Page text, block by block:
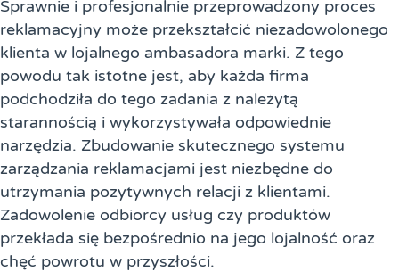
Sprawnie i profesjonalnie przeprowadzony proces
reklamacyjny może przekształcić niezadowolonego
klienta w lojalnego ambasadora marki. Z tego
powodu tak istotne jest, aby każda firma
podchodziła do tego zadania z należytą
starannością i wykorzystywała odpowiednie
narzędzia. Zbudowanie skutecznego systemu
zarządzania reklamacjami jest niezbędne do
utrzymania pozytywnych relacji z klientami.
Zadowolenie odbiorcy usług czy produktów
przekłada się bezpośrednio na jego lojalność oraz
chęć powrotu w przyszłości.